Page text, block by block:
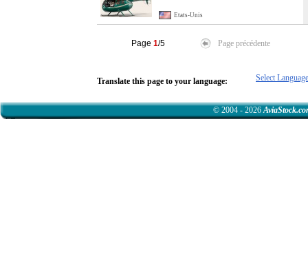
Etats-Unis
Page 1/5 Page précédente
Translate this page to your language: Select Language
© 2004 - 2026